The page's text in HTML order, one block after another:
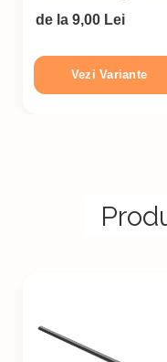
NORD, 128mm
de la 9,00 Lei
Vezi Variante